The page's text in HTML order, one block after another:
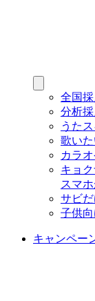
全国
分析
うた
歌い
カラ
キョ
スマ
サビだ
子供向
キャンペー